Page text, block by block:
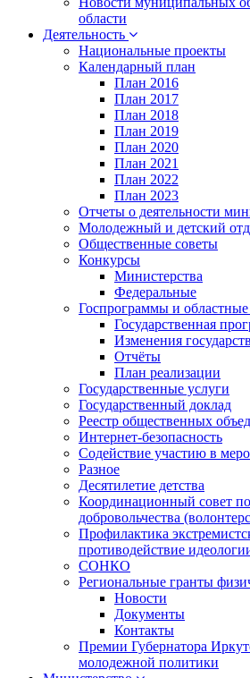
области
Деятельность
Национальные проекты
Календарный план
План 2016
План 2017
План 2018
План 2019
План 2020
План 2021
План 2022
План 2023
Отчеты о деятельности
Молодежный и детский
Общественные советы
Конкурсы
Министерства
Федеральные
Госпрограммы и
Государственная
Изменения
Отчёты
План реализации
Государственные услуги
Государственный доклад
Реестр общественных
Интернет-безопасность
Содействие участию в
Разное
Десятилетие детства
Координационный совет
добровольчества
Профилактика
противодействие
СОНКО
Региональные гранты
Новости
Документы
Контакты
Премии Губернатора
молодежной политики